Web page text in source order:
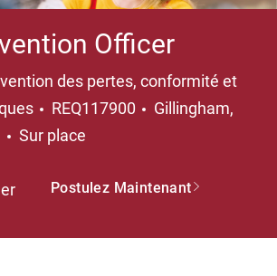
Officer
des pertes, conformité et
REQ117900 Emplacement
Gillingham,
Sur place
Postulez Maintenant